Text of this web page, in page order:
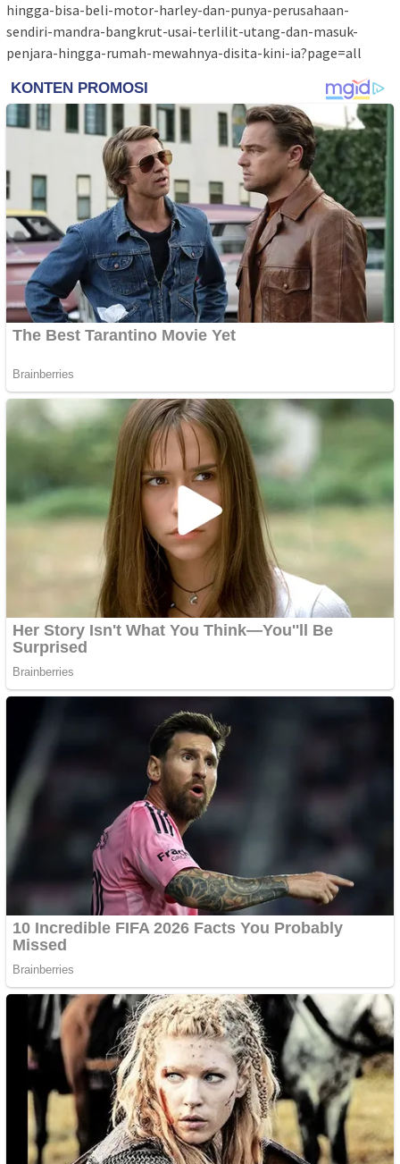
hingga-bisa-beli-motor-harley-dan-punya-perusahaan-
sendiri-mandra-bangkrut-usai-terlilit-utang-dan-masuk-
penjara-hingga-rumah-mewahnya-disita-kini-ia?page=all